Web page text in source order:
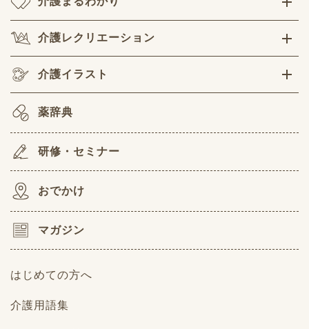
介護レクリエーション
介護イラスト
薬辞典
研修・セミナー
おでかけ
マガジン
はじめての方へ
介護用語集